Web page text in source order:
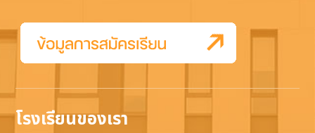
โรงเรียนของเรา